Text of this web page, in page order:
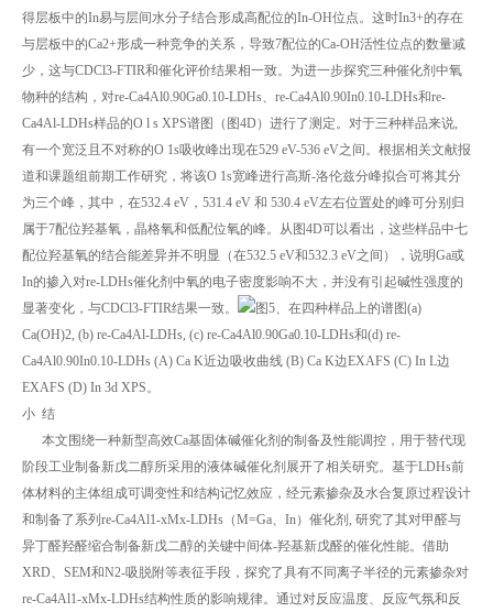
得层板中的In易与层间水分子结合形成高配位的In-OH位点。这时In3+的存在
与层板中的Ca2+形成一种竞争的关系，导致7配位的Ca-OH活性位点的数量减
少，这与CDCl3-FTIR和催化评价结果相一致。为进一步探究三种催化剂中氧
物种的结构，对re-Ca4Al0.90Ga0.10-LDHs、re-Ca4Al0.90In0.10-LDHs和re-
Ca4Al-LDHs样品的O l s XPS谱图（图4D）进行了测定。对于三种样品来说,
有一个宽泛且不对称的O 1s吸收峰出现在529 eV-536 eV之间。根据相关文献报
道和课题组前期工作研究，将该O 1s宽峰进行高斯-洛伦兹分峰拟合可将其分
为三个峰，其中，在532.4 eV，531.4 eV 和 530.4 eV左右位置处的峰可分别归
属于7配位羟基氧，晶格氧和低配位氧的峰。从图4D可以看出，这些样品中七
配位羟基氧的结合能差异并不明显（在532.5 eV和532.3 eV之间），说明Ga或
In的掺入对re-LDHs催化剂中氧的电子密度影响不大，并没有引起碱性强度的
显著变化，与CDCl3-FTIR结果一致。
图5、在四种样品上的谱图(a)
Ca(OH)2, (b) re-Ca4Al-LDHs, (c) re-Ca4Al0.90Ga0.10-LDHs和(d) re-
Ca4Al0.90In0.10-LDHs (A) Ca K近边吸收曲线 (B) Ca K边EXAFS (C) In L边
EXAFS (D) In 3d XPS。
小 结
本文围绕一种新型高效Ca基固体碱催化剂的制备及性能调控，用于替代现
阶段工业制备新戊二醇所采用的液体碱催化剂展开了相关研究。基于LDHs前
体材料的主体组成可调变性和结构记忆效应，经元素掺杂及水合复原过程设计
和制备了系列re-Ca4Al1-xMx-LDHs（M=Ga、In）催化剂, 研究了其对甲醛与
异丁醛羟醛缩合制备新戊二醇的关键中间体-羟基新戊醛的催化性能。借助
XRD、SEM和N2-吸脱附等表征手段，探究了具有不同离子半径的元素掺杂对
re-Ca4Al1-xMx-LDHs结构性质的影响规律。通过对反应温度、反应气氛和反